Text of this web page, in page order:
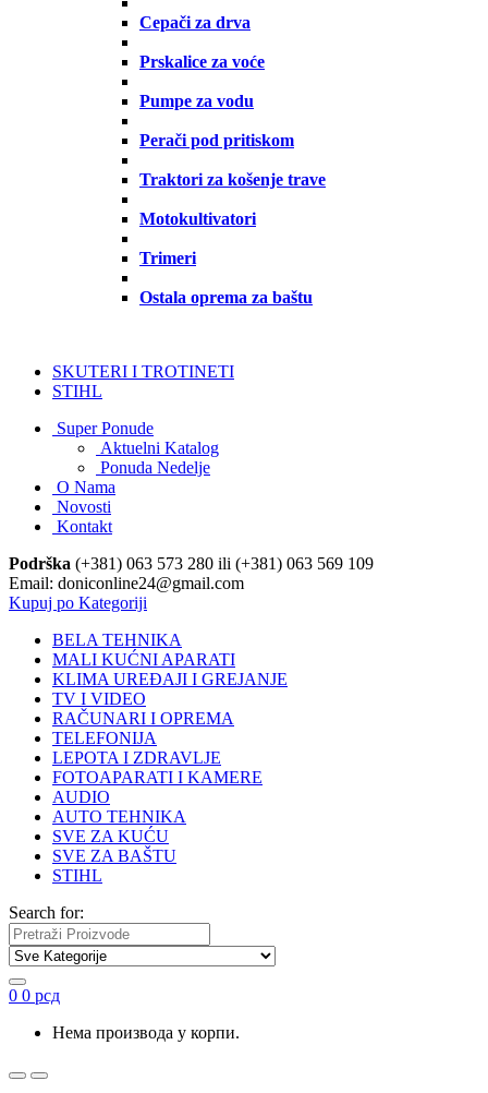
Cepači za drva
Prskalice za voće
Pumpe za vodu
Perači pod pritiskom
Traktori za košenje trave
Motokultivatori
Trimeri
Ostala oprema za baštu
SKUTERI I TROTINETI
STIHL
Super Ponude
Aktuelni Katalog
Ponuda Nedelje
O Nama
Novosti
Kontakt
Podrška (+381) 063 573 280 ili (+381) 063 569 109
Email: doniconline24@gmail.com
Kupuj po Kategoriji
BELA TEHNIKA
MALI KUĆNI APARATI
KLIMA UREĐAJI I GREJANJE
TV I VIDEO
RAČUNARI I OPREMA
TELEFONIJA
LEPOTA I ZDRAVLJE
FOTOAPARATI I KAMERE
AUDIO
AUTO TEHNIKA
SVE ZA KUĆU
SVE ZA BAŠTU
STIHL
Search for:
0 0 рсд
Нема производа у корпи.